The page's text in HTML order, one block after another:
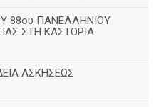
88ου ΠΑΝΕΛΛΗΝΙΟΥ
ΣΤΗ ΚΑΣΤΟΡΙΑ
ΑΣΚΗΣΕΩΣ